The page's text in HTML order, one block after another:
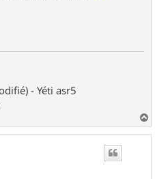
- Yéti asr5
a
u